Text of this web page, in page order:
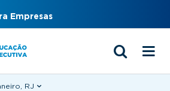
Empresas
RJ